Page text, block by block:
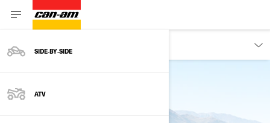
SIDE‑BY‑SIDE
ATV
Torna alla tecnologia